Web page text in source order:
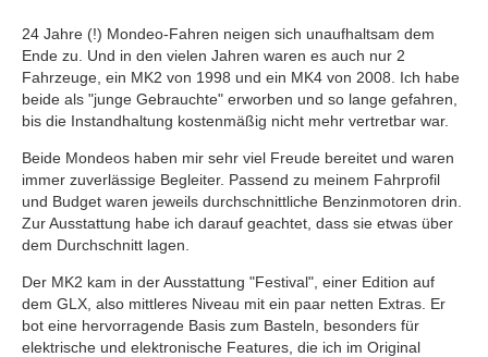
24 Jahre (!) Mondeo-Fahren neigen sich unaufhaltsam dem
Ende zu. Und in den vielen Jahren waren es auch nur 2
Fahrzeuge, ein MK2 von 1998 und ein MK4 von 2008. Ich habe
beide als "junge Gebrauchte" erworben und so lange gefahren,
bis die Instandhaltung kostenmäßig nicht mehr vertretbar war.
Beide Mondeos haben mir sehr viel Freude bereitet und waren
immer zuverlässige Begleiter. Passend zu meinem Fahrprofil
und Budget waren jeweils durchschnittliche Benzinmotoren drin.
Zur Ausstattung habe ich darauf geachtet, dass sie etwas über
dem Durchschnitt lagen.
Der MK2 kam in der Ausstattung "Festival", einer Edition auf
dem GLX, also mittleres Niveau mit ein paar netten Extras. Er
bot eine hervorragende Basis zum Basteln, besonders für
elektrische und elektronische Features, die ich im Original